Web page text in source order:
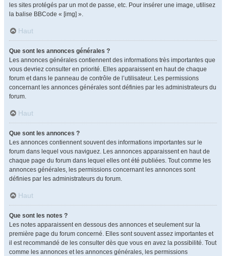
les sites protégés par un mot de passe, etc. Pour insérer une image, utilisez
la balise BBCode « [img] ».
Haut
Que sont les annonces générales ?
Les annonces générales contiennent des informations très importantes que
vous devriez consulter en priorité. Elles apparaissent en haut de chaque
forum et dans le panneau de contrôle de l’utilisateur. Les permissions
concernant les annonces générales sont définies par les administrateurs du
forum.
Haut
Que sont les annonces ?
Les annonces contiennent souvent des informations importantes sur le
forum dans lequel vous naviguez. Les annonces apparaissent en haut de
chaque page du forum dans lequel elles ont été publiées. Tout comme les
annonces générales, les permissions concernant les annonces sont
définies par les administrateurs du forum.
Haut
Que sont les notes ?
Les notes apparaissent en dessous des annonces et seulement sur la
première page du forum concerné. Elles sont souvent assez importantes et
il est recommandé de les consulter dès que vous en avez la possibilité. Tout
comme les annonces et les annonces générales, les permissions